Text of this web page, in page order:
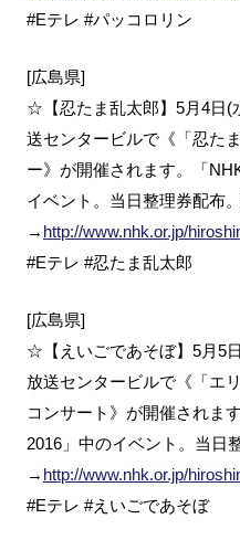
#Eテレ #パッコロリン
[広島県]
☆【忍たま乱太郎】5月4日(
送センタービルで《「忍た
ー》が開催されます。「
イベント。当日整理券配布
→ http://www.nhk.or.jp/
#Eテレ #忍たま乱太郎
[広島県]
☆【えいごであそぼ】5月5
放送センタービルで《「エ
コンサート》が開催されま
2016」中のイベント。当日
→ http://www.nhk.or.jp/
#Eテレ #えいごであそぼ